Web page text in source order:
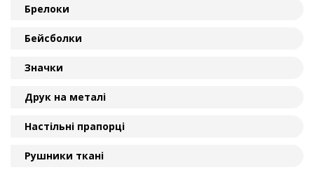
Брелоки
Бейсболки
Значки
Друк на металі
Настільні прапорці
Рушники ткані